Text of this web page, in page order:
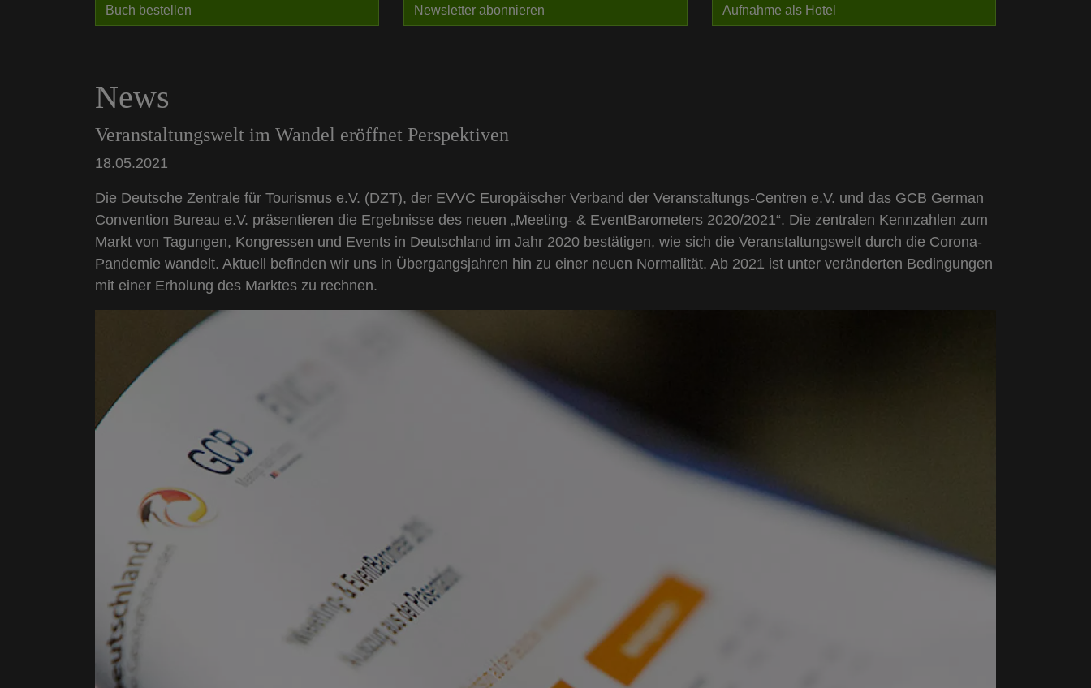
Buch bestellen Newsletter abonnieren Aufnahme als Hotel
News
Veranstaltungswelt im Wandel eröffnet Perspektiven
18.05.2021
Die Deutsche Zentrale für Tourismus e.V. (DZT), der EVVC Europäischer Verband der Veranstaltungs-Centren e.V. und das GCB German
Convention Bureau e.V. präsentieren die Ergebnisse des neuen „Meeting- & EventBarometers 2020/2021“. Die zentralen Kennzahlen zum
Markt von Tagungen, Kongressen und Events in Deutschland im Jahr 2020 bestätigen, wie sich die Veranstaltungswelt durch die Corona-
Pandemie wandelt. Aktuell befinden wir uns in Übergangsjahren hin zu einer neuen Normalität. Ab 2021 ist unter veränderten Bedingungen
mit einer Erholung des Marktes zu rechnen.